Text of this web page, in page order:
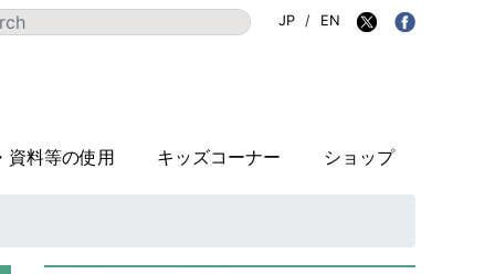
資料等の使用 キッズコーナー ショップ
JP / EN